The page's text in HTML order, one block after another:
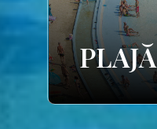
PLAJĂ